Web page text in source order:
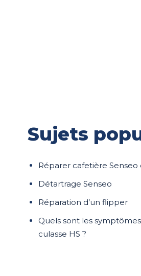
Sujets
Réparer cafetière
Détartrage Senseo
Réparation d’un flipper
Quels sont les
culasse HS ?